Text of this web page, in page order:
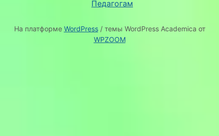
Педагогам
На платформе WordPress/ темы WordPress Academica от
WPZOOM